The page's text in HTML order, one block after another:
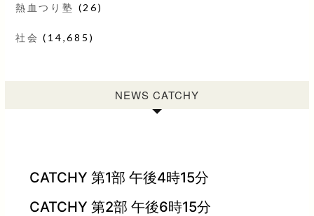
熱血つり塾 (26)
社会 (14,685)
NEWS CATCHY
CATCHY 第1部 午後4時15分
CATCHY 第2部 午後6時15分